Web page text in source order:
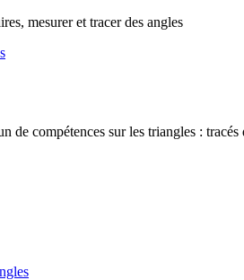
mesurer et tracer des angles
de compétences sur les triangles :